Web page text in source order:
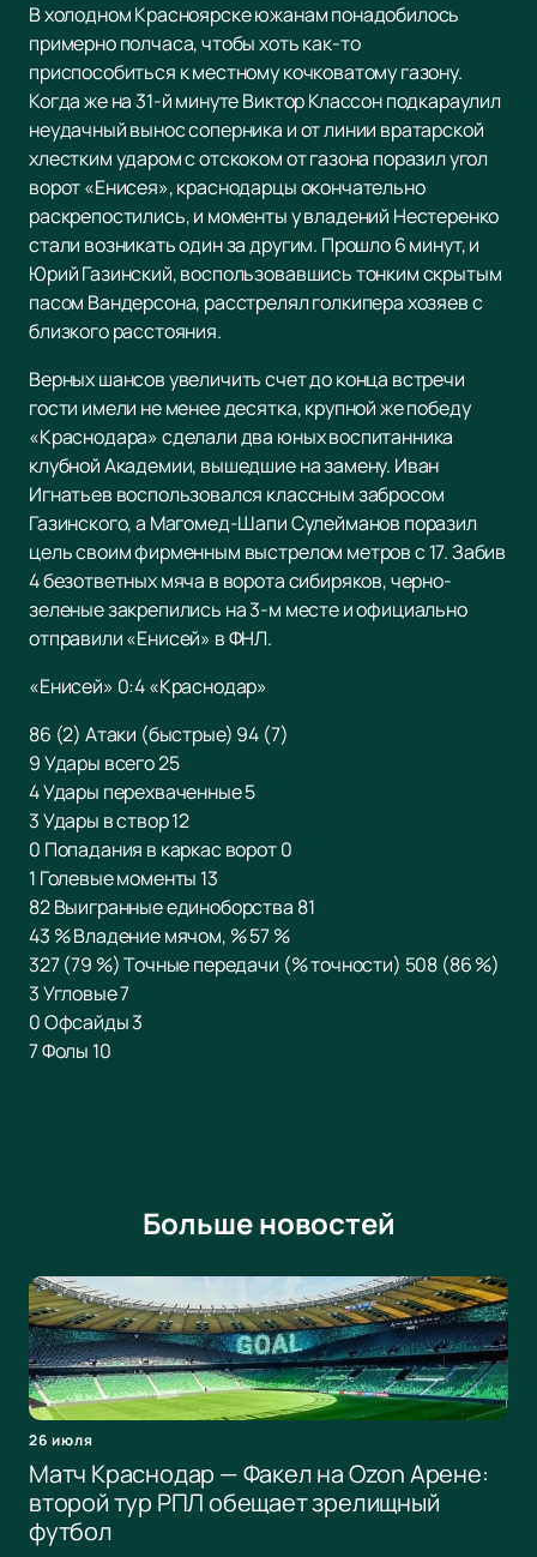
В холодном Красноярске южанам понадобилось
примерно полчаса, чтобы хоть как-то
приспособиться к местному кочковатому газону.
Когда же на 31-й минуте Виктор Классон подкараулил
неудачный вынос соперника и от линии вратарской
хлестким ударом с отскоком от газона поразил угол
ворот «Енисея», краснодарцы окончательно
раскрепостились, и моменты у владений Нестеренко
стали возникать один за другим. Прошло 6 минут, и
Юрий Газинский, воспользовавшись тонким скрытым
пасом Вандерсона, расстрелял голкипера хозяев с
близкого расстояния.
Верных шансов увеличить счет до конца встречи
гости имели не менее десятка, крупной же победу
«Краснодара» сделали два юных воспитанника
клубной Академии, вышедшие на замену. Иван
Игнатьев воспользовался классным забросом
Газинского, а Магомед-Шапи Сулейманов поразил
цель своим фирменным выстрелом метров с 17. Забив
4 безответных мяча в ворота сибиряков, черно-
зеленые закрепились на 3-м месте и официально
отправили «Енисей» в ФНЛ.
«Енисей» 0:4 «Краснодар»
86 (2) Атаки (быстрые) 94 (7)
9 Удары всего 25
4 Удары перехваченные 5
3 Удары в створ 12
0 Попадания в каркас ворот 0
1 Голевые моменты 13
82 Выигранные единоборства 81
43 % Владение мячом, % 57 %
327 (79 %) Точные передачи (% точности) 508 (86 %)
3 Угловые 7
0 Офсайды 3
7 Фолы 10
Больше новостей
26 июля
Матч Краснодар — Факел на Ozon Арене:
второй тур РПЛ обещает зрелищный
футбол